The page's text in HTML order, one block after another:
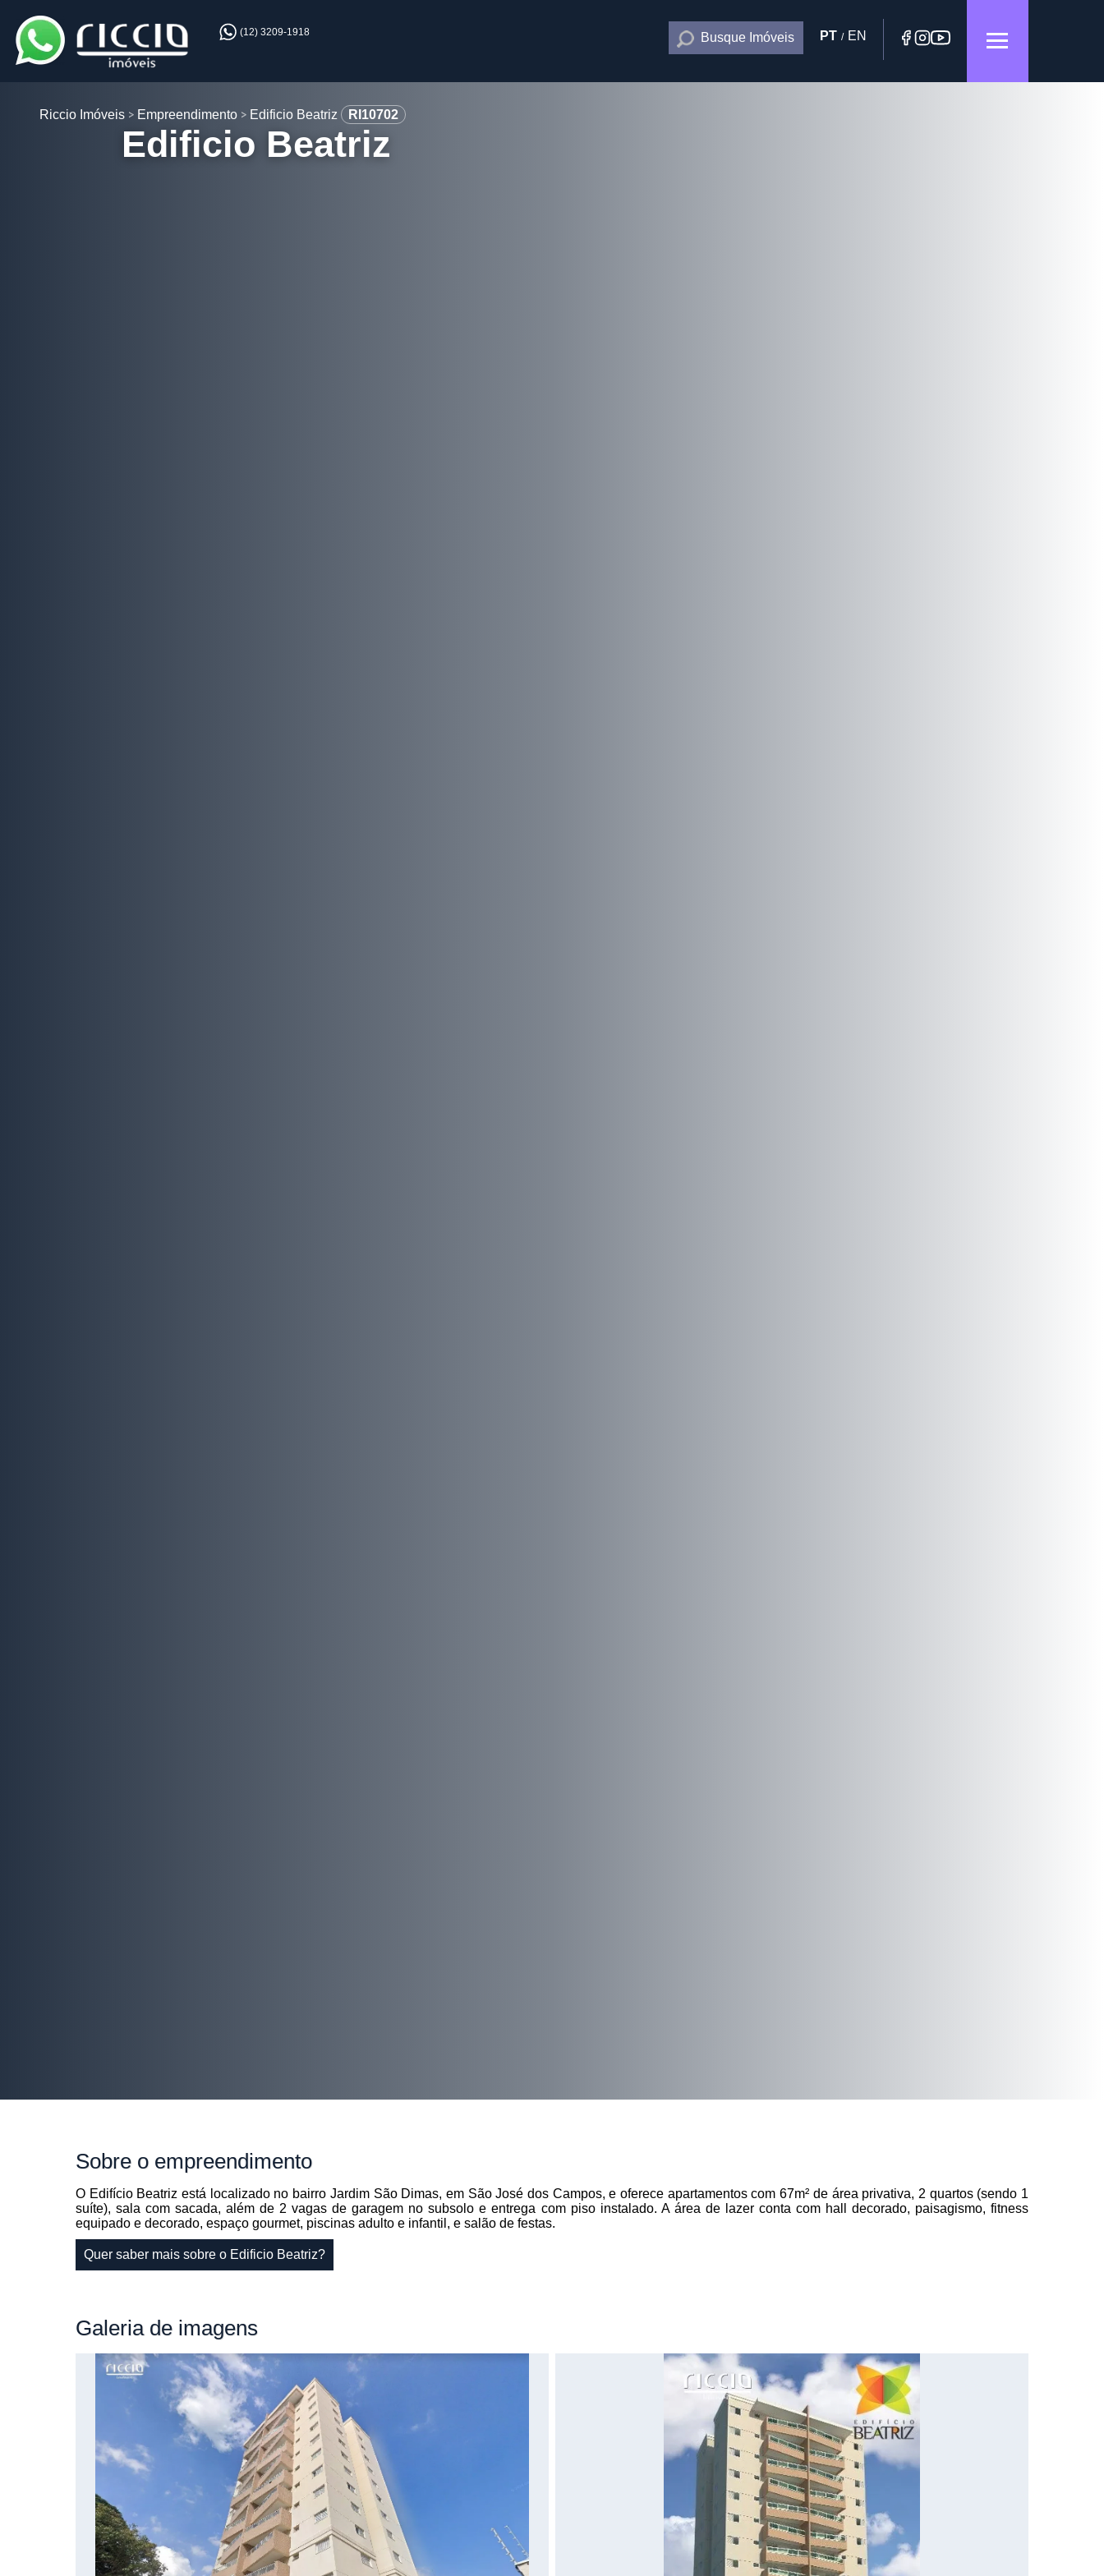
(12) 3209-1918 Busque Imóveis PT / EN
Riccio Imóveis Empreendimento Edificio Beatriz RI10702
Edificio Beatriz
Sobre o empreendimento
O Edifício Beatriz está localizado no bairro Jardim São Dimas, em São José dos Campos, e oferece apartamentos com 67m² de área privativa, 2 quartos (sendo 1
suíte), sala com sacada, além de 2 vagas de garagem no subsolo e entrega com piso instalado. A área de lazer conta com hall decorado, paisagismo, fitness
equipado e decorado, espaço gourmet, piscinas adulto e infantil, e salão de festas.
Quer saber mais sobre o Edificio Beatriz?
Galeriade imagens